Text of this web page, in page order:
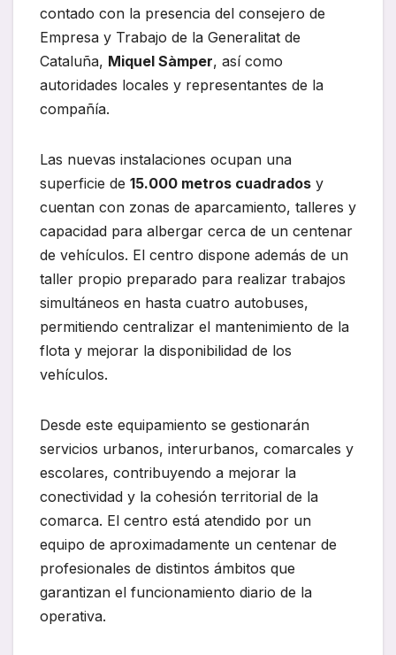
contado con la presencia del consejero de
Empresa y Trabajo de la Generalitat de
Cataluña, Miquel Sàmper, así como
autoridades locales y representantes de la
compañía.
Las nuevas instalaciones ocupan una
superficie de 15.000 metros cuadrados y
cuentan con zonas de aparcamiento, talleres y
capacidad para albergar cerca de un centenar
de vehículos. El centro dispone además de un
taller propio preparado para realizar trabajos
simultáneos en hasta cuatro autobuses,
permitiendo centralizar el mantenimiento de la
flota y mejorar la disponibilidad de los
vehículos.
Desde este equipamiento se gestionarán
servicios urbanos, interurbanos, comarcales y
escolares, contribuyendo a mejorar la
conectividad y la cohesión territorial de la
comarca. El centro está atendido por un
equipo de aproximadamente un centenar de
profesionales de distintos ámbitos que
garantizan el funcionamiento diario de la
operativa.